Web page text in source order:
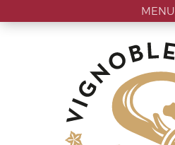
MENU